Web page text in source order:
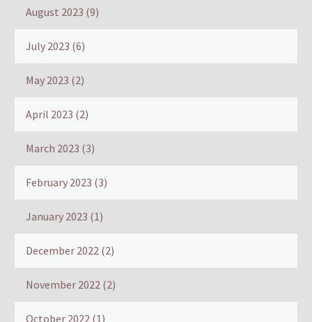
August 2023 (9)
July 2023 (6)
May 2023 (2)
April 2023 (2)
March 2023 (3)
February 2023 (3)
January 2023 (1)
December 2022 (2)
November 2022 (2)
October 2022 (1)